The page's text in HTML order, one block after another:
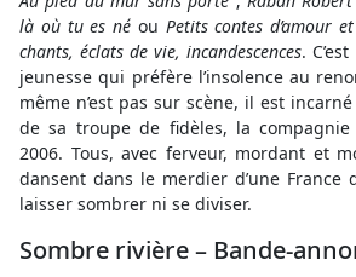
là où tu es né ou Petits contes d’amour
chants, éclats de vie, incandescences.
jeunesse qui préfère l’insolence au
même n’est pas sur scène, il est
de sa troupe de fidèles, la compagnie
2006. Tous, avec ferveur, mordant et
dansent dans le merdier d’une France
laisser sombrer ni se diviser.
Sombre rivière – Bande-